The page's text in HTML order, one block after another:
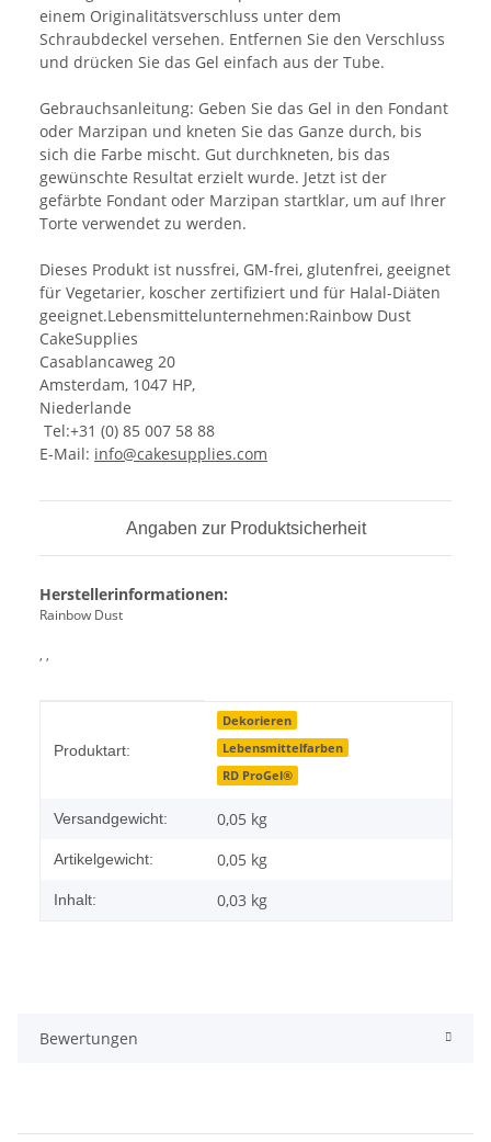
einem Originalitätsverschluss unter dem
Schraubdeckel versehen. Entfernen Sie den Verschluss
und drücken Sie das Gel einfach aus der Tube.
Gebrauchsanleitung: Geben Sie das Gel in den Fondant
oder Marzipan und kneten Sie das Ganze durch, bis
sich die Farbe mischt. Gut durchkneten, bis das
gewünschte Resultat erzielt wurde. Jetzt ist der
gefärbte Fondant oder Marzipan startklar, um auf Ihrer
Torte verwendet zu werden.
Dieses Produkt ist nussfrei, GM-frei, glutenfrei, geeignet
für Vegetarier, koscher zertifiziert und für Halal-Diäten
geeignet.Lebensmittelunternehmen:Rainbow Dust
CakeSupplies
Casablancaweg 20
Amsterdam, 1047 HP,
Niederlande
Tel:+31 (0) 85 007 58 88
E-Mail: info@cakesupplies.com
Angaben zur Produktsicherheit
Herstellerinformationen:
Rainbow Dust
, ,
Produktart:
Dekorieren
Lebensmittelfarben
RD ProGel®
Versandgewicht: 0,05 kg
Artikelgewicht: 0,05 kg
Inhalt: 0,03 kg
Bewertungen